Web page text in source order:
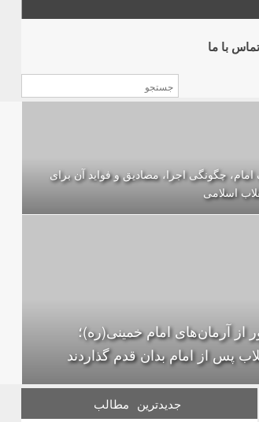
تماس با ما
چگونگی اجرا، مصادیق و فواید آن برای
اسلامی
از آرمان‌های امام خمینی(ره)؛
پس از امام بدان قدم گذاردند
جدیدترین مطالب